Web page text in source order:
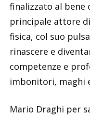
finalizzato al bene
principale attore
fisica, col suo
rinascere e
competenze e
imbonitori, maghi
Mario Draghi per